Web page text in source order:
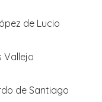
de Lucio
Vallejo
de Santiago